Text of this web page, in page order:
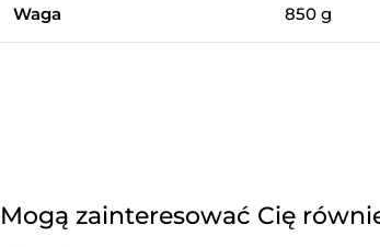
Waga 850 g
Mogą zainteresować Cię